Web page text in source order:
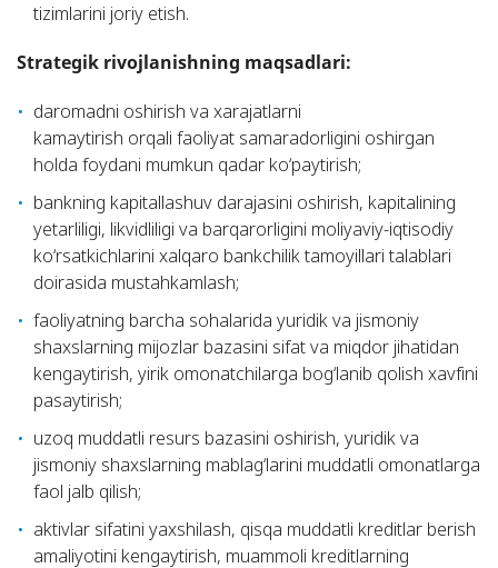
tizimlarini joriy etish.
Strategik rivojlanishning maqsadlari:
daromadni oshirish va xarajatlarni
kamaytirish orqali faoliyat samaradorligini oshirgan
holda foydani mumkun qadar ko‘paytirish;
bankning kapitallashuv darajasini oshirish, kapitalining
yetarliligi, likvidliligi va barqarorligini moliyaviy-iqtisodiy
ko‘rsatkichlarini xalqaro bankchilik tamoyillari talablari
doirasida mustahkamlash;
faoliyatning barcha sohalarida yuridik va jismoniy
shaxslarning mijozlar bazasini sifat va miqdor jihatidan
kengaytirish, yirik omonatchilarga bog‘lanib qolish xavfini
pasaytirish;
uzoq muddatli resurs bazasini oshirish, yuridik va
jismoniy shaxslarning mablag‘larini muddatli omonatlarga
faol jalb qilish;
aktivlar sifatini yaxshilash, qisqa muddatli kreditlar berish
amaliyotini kengaytirish, muammoli kreditlarning